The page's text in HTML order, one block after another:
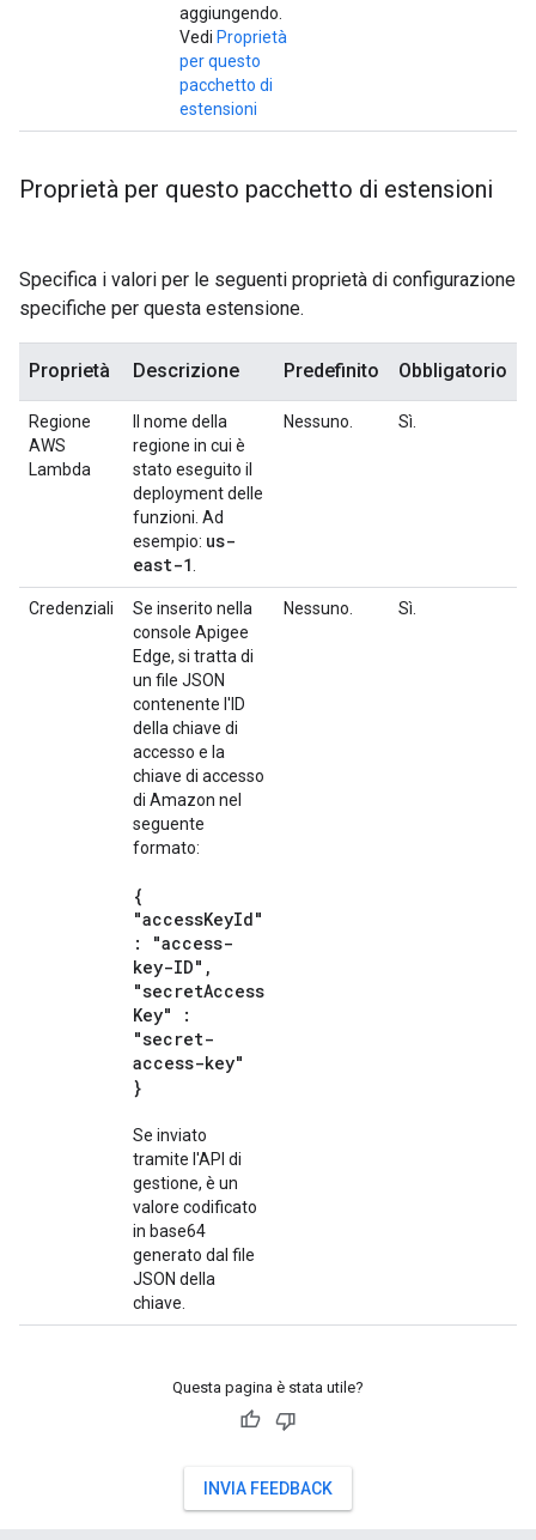
aggiungendo.
Vedi Proprietà
per questo
pacchetto di
estensioni
Proprietà per questo pacchetto di estensioni
Specifica i valori per le seguenti proprietà di configurazione
specifiche per questa estensione.
Proprietà Descrizione Predefinito Obbligatorio
Regione
AWS
Lambda
Il nome della
regione in cui è
stato eseguito il
deployment delle
funzioni. Ad
esempio: us-
east-1
Nessuno. Sì.
Credenziali
Se inserito nella
console Apigee
Edge, si tratta di
un file JSON
contenente l'ID
della chiave di
accesso e la
chiave di accesso
di Amazon nel
seguente
formato:
{
"accessKeyId"
: "access-
key-ID" ,
"secretAccess
Key" :
"secret-
access-key"
}
Se inviato
tramite l'API di
gestione, è un
valore codificato
in base64
generato dal file
JSON della
chiave.
Nessuno. Sì.
Questa pagina è stata utile?
INVIA FEEDBACK